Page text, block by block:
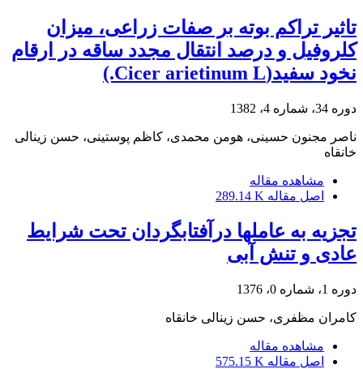
تاثیر تراکم بوته بر صفات زراعی، میزان
کلروفیل و درصد انتقال مجدد ساقه در ارقام
نخود سفید(Cicer arietinum L.)
دوره 34، شماره 4، 1382
ناصر مجنون حسینی، هومن محمدی، کاظم پوستینی، حسن زینالی
خانقاه
مشاهده مقاله
اصل مقاله 289.14 K
تجزیه به عاملها درآفتابگردان تحت شرایط
عادی و تنش آبی
دوره 1، شماره 0، 1376
کامران مظفری، حسن زینالی خانقاه
مشاهده مقاله
اصل مقاله 575.15 K